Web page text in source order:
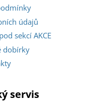
údajů
sekcí AKCE
dobírky
servis